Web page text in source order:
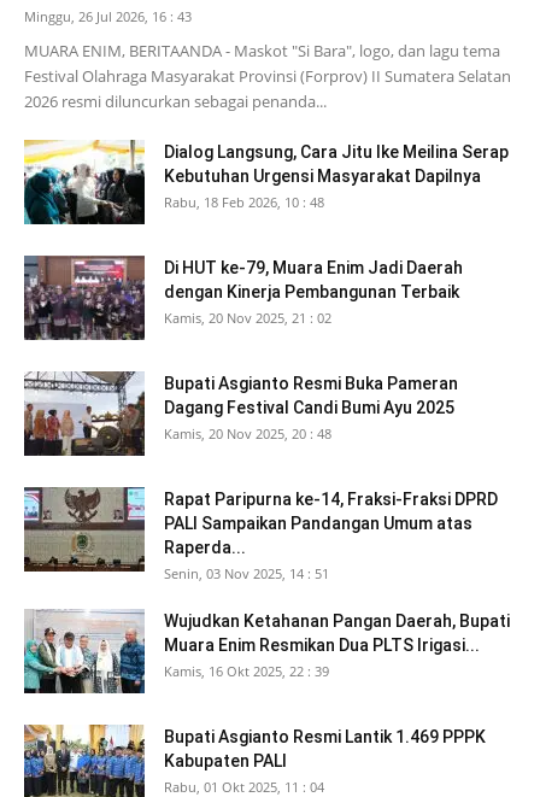
Minggu, 26 Jul 2026, 16 : 43
MUARA ENIM, BERITAANDA - Maskot "Si Bara", logo, dan lagu tema
Festival Olahraga Masyarakat Provinsi (Forprov) II Sumatera Selatan
2026 resmi diluncurkan sebagai penanda...
Dialog Langsung, Cara Jitu Ike Meilina Serap
Kebutuhan Urgensi Masyarakat Dapilnya
Rabu, 18 Feb 2026, 10 : 48
Di HUT ke-79, Muara Enim Jadi Daerah
dengan Kinerja Pembangunan Terbaik
Kamis, 20 Nov 2025, 21 : 02
Bupati Asgianto Resmi Buka Pameran
Dagang Festival Candi Bumi Ayu 2025
Kamis, 20 Nov 2025, 20 : 48
Rapat Paripurna ke-14, Fraksi-Fraksi DPRD
PALI Sampaikan Pandangan Umum atas
Raperda...
Senin, 03 Nov 2025, 14 : 51
Wujudkan Ketahanan Pangan Daerah, Bupati
Muara Enim Resmikan Dua PLTS Irigasi...
Kamis, 16 Okt 2025, 22 : 39
Bupati Asgianto Resmi Lantik 1.469 PPPK
Kabupaten PALI
Rabu, 01 Okt 2025, 11 : 04